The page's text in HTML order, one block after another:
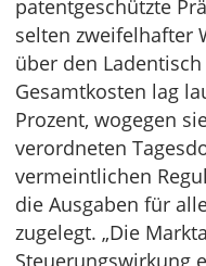
patentgeschützte
selten zweifelhafter
über den
Gesamtkosten lag
Prozent, wogegen
verordneten
vermeintlichen
die Ausgaben für
zugelegt. „Die
Steuerungswirkung